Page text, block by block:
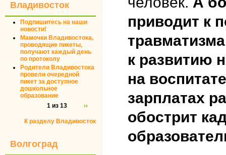
Владивосток
Подпишитесь на наши
новости!
Мамочки Владивостока,
проводящие пикеты,
получают каждый день
по протоколу
Родители Владивостока
провели очередной
пикет за доступное
дошкольное
образование
1 из 13
››
К разделу Владивосток
Волгоград
приводит к
к развитию
на
зарплатах
обострит